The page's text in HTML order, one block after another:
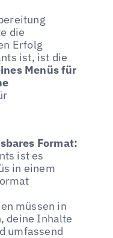
die
Erfolg
ist, ist die
Menüs für
Format:
ist es
in einem
müssen in
deine Inhalte
umfassend